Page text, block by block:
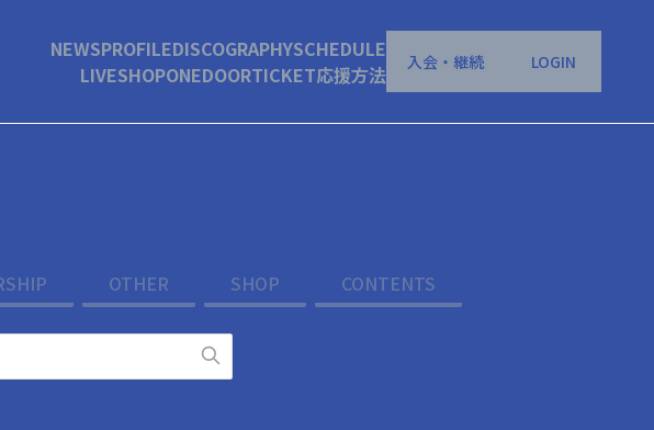
NEWSPROFILEDISCOGRAPHYSCHEDULE
LIVESHOPONEDOORTICKET応援方法 入会・継続 LOGIN
OTHER SHOP CONTENTS